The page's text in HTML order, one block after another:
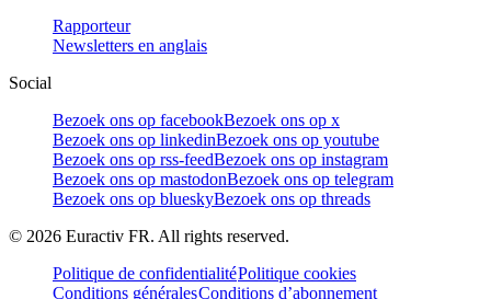
Rapporteur
Newsletters en anglais
Social
Bezoek ons op facebookBezoek ons op x
Bezoek ons op linkedinBezoek ons op youtube
Bezoek ons op rss-feedBezoek ons op instagram
Bezoek ons op mastodonBezoek ons op telegram
Bezoek ons op blueskyBezoek ons op threads
© 2026 Euractiv FR. All rights reserved.
Politique de confidentialitéPolitique cookies
Conditions généralesConditions d’abonnement